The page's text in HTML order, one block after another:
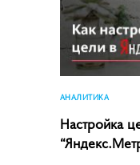
АНАЛИТИКА
Настройка